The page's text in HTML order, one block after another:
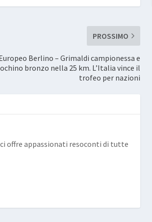
PROSSIMO
Berlino – Grimaldi campionessa e
bronzo nella 25 km. L’Italia vince il
trofeo per nazioni
offre appassionati resoconti di tutte